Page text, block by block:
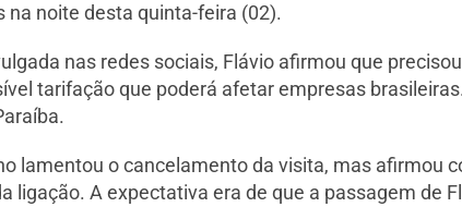
na noite desta quinta-feira (02).
nas redes sociais, Flávio afirmou que
tarifação que poderá afetar empresas
lamentou o cancelamento da visita, mas afirmou
ligação. A expectativa era de que a passagem de